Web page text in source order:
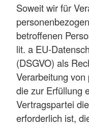
Soweit wir für
betroffenen
lit. a EU-
(DSGVO) als
Verarbeitung
die zur Erfüllung
Vertragspartei
erforderlich ist,